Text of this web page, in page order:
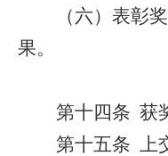
（六）表彰
果。
第十四条 获
第十五条 上